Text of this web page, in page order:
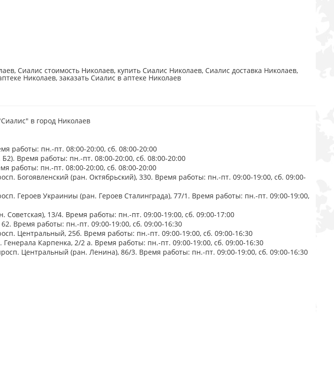
Сиалис стоимость Николаев, купить Сиалис Николаев, Сиалис доставка Николаев,
Николаев, заказать Сиалис в аптеке Николаев
в город Николаев
работы: пн.-пт. 08:00-20:00, сб. 08:00-20:00
Время работы: пн.-пт. 08:00-20:00, сб. 08:00-20:00
работы: пн.-пт. 08:00-20:00, сб. 08:00-20:00
Богоявленский (ран. Октябрьский), 330. Время работы: пн.-пт. 09:00-19:00, сб. 09:00-
Героев Украиниы (ран. Героев Сталинграда), 77/1. Время работы: пн.-пт. 09:00-19:00,
Советская), 13/4. Время работы: пн.-пт. 09:00-19:00, сб. 09:00-17:00
Время работы: пн.-пт. 09:00-19:00, сб. 09:00-16:30
Центральный, 25б. Время работы: пн.-пт. 09:00-19:00, сб. 09:00-16:30
Карпенка, 2/2 а. Время работы: пн.-пт. 09:00-19:00, сб. 09:00-16:30
Центральный (ран. Ленина), 86/3. Время работы: пн.-пт. 09:00-19:00, сб. 09:00-16:30